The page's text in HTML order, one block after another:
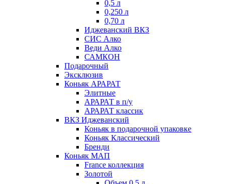
0,5 л
0,250 л
0,70 л
Иджеванский ВКЗ
СИС Алко
Веди Алко
САМКОН
Подарочный
Эксклюзив
Коньяк АРАРАТ
Элитные
АРАРАТ в п/у
АРАРАТ классик
ВКЗ Иджеванский
Коньяк в подарочной упаковке
Коньяк Классический
Бренди
Коньяк МАП
France коллекция
Золотой